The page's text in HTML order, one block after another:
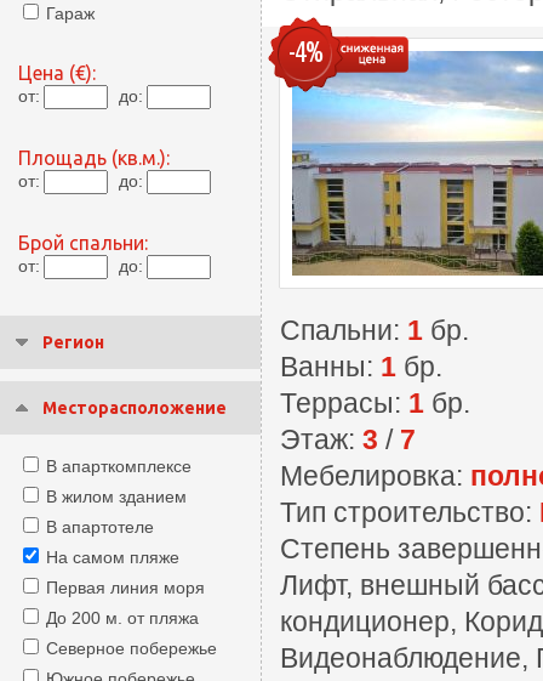
Гараж
Цена (€):
от: до:
Площадь (кв.м.):
от: до:
Брой спальни:
от: до:
Регион
Месторасположение
В апарткомплексе
В жилом зданием
В апартотеле
На самом пляже
Первая линия моря
До 200 м. от пляжа
Северное побережье
-4%
Спальни: 1 бр.
Ванны: 1 бр.
Террасы: 1 бр.
Этаж: 3 / 7
Мебелировка:
Тип строительство:
Степень
Лифт, внешный
кондиционер,
Видеонаблюдение,